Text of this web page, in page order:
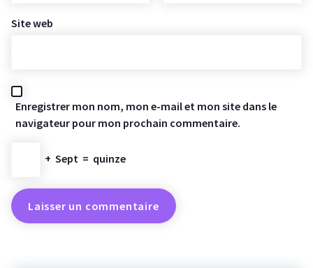
Site web
Enregistrer mon nom, mon e-mail et mon site dans le
navigateur pour mon prochain commentaire.
+ Sept = quinze